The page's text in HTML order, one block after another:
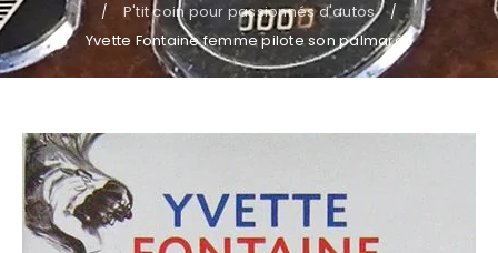
/ P'tit coin pour passionnés d'autos /
Yvette Fontaine femme pilote son palmarès